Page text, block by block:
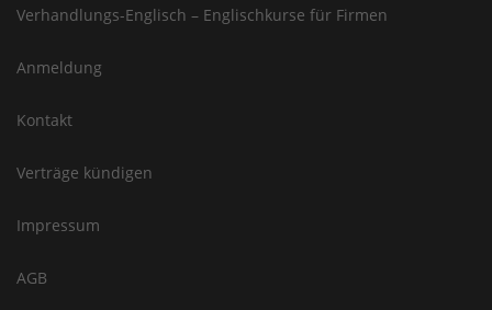
Verhandlungs-Englisch – Englischkurse für Firmen
Anmeldung
Kontakt
Verträge kündigen
Impressum
AGB